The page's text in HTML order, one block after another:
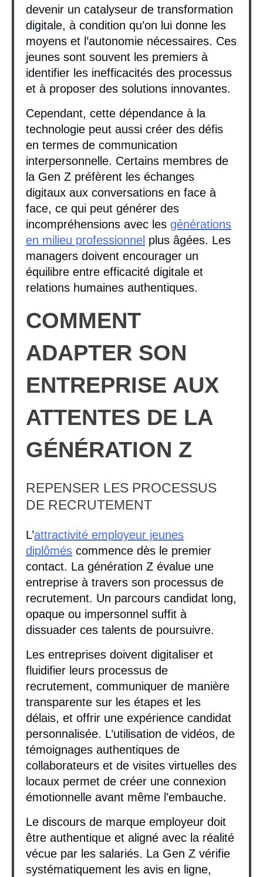
devenir un catalyseur de transformation
digitale, à condition qu’on lui donne les
moyens et l’autonomie nécessaires. Ces
jeunes sont souvent les premiers à
identifier les inefficacités des processus
et à proposer des solutions innovantes.
Cependant, cette dépendance à la
technologie peut aussi créer des défis
en termes de communication
interpersonnelle. Certains membres de
la Gen Z préfèrent les échanges
digitaux aux conversations en face à
face, ce qui peut générer des
incompréhensions avec les générations
en milieu professionnel plus âgées. Les
managers doivent encourager un
équilibre entre efficacité digitale et
relations humaines authentiques.
COMMENT
ADAPTER SON
ENTREPRISE AUX
ATTENTES DE LA
GÉNÉRATION Z
REPENSER LES PROCESSUS
DE RECRUTEMENT
L’attractivité employeur jeunes
diplômés commence dès le premier
contact. La génération Z évalue une
entreprise à travers son processus de
recrutement. Un parcours candidat long,
opaque ou impersonnel suffit à
dissuader ces talents de poursuivre.
Les entreprises doivent digitaliser et
fluidifier leurs processus de
recrutement, communiquer de manière
transparente sur les étapes et les
délais, et offrir une expérience candidat
personnalisée. L’utilisation de vidéos, de
témoignages authentiques de
collaborateurs et de visites virtuelles des
locaux permet de créer une connexion
émotionnelle avant même l’embauche.
Le discours de marque employeur doit
être authentique et aligné avec la réalité
vécue par les salariés. La Gen Z vérifie
systématiquement les avis en ligne,